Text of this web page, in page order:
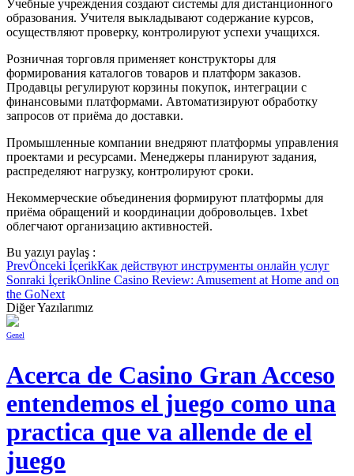
Учебные учреждения создают системы для дистанционного
образования. Учителя выкладывают содержание курсов,
осуществляют проверку, контролируют успехи учащихся.
Розничная торговля применяет конструкторы для
формирования каталогов товаров и платформ заказов.
Продавцы регулируют корзины покупок, интеграции с
финансовыми платформами. Автоматизируют обработку
запросов от приёма до доставки.
Промышленные компании внедряют платформы управления
проектами и ресурсами. Менеджеры планируют задания,
распределяют нагрузку, контролируют сроки.
Некоммерческие объединения формируют платформы для
приёма обращений и координации добровольцев. 1xbet
облегчают организацию активностей.
Bu yazıyı paylaş :
PrevÖnceki İçerikКак действуют инструменты онлайн услуг
Sonraki İçerikOnline Casino Review: Amusement at Home and on
the GoNext
Diğer Yazılarımız
Genel
Acerca de Casino Gran Acceso
entendemos el juego como una
practica que va allende de el
juego